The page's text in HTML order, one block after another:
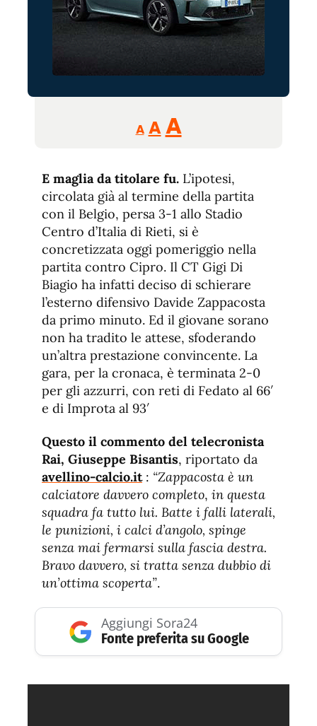
A
Reducir
tamaño
A Restablecer
de
fuente
AAumentar
de
fuente.
E maglia da titolare fu. L’ipotesi,
circolata già al termine della partita
con il Belgio, persa 3-1 allo Stadio
Centro d’Italia di Rieti, si è
concretizzata oggi pomeriggio nella
partita contro Cipro. Il CT Gigi Di
Biagio ha infatti deciso di schierare
l’esterno difensivo Davide Zappacosta
da primo minuto. Ed il giovane sorano
non ha tradito le attese, sfoderando
un’altra prestazione convincente. La
gara, per la cronaca, è terminata 2-0
per gli azzurri, con reti di Fedato al 66′
e di Improta al 93′
Questo il commento del telecronista
Rai, Giuseppe Bisantis, riportato da
avellino-calcio.it: “Zappacosta è un
calciatore davvero completo, in questa
squadra fa tutto lui. Batte i falli laterali,
le punizioni, i calci d’angolo, spinge
senza mai fermarsi sulla fascia destra.
Bravo davvero, si tratta senza dubbio di
un’ottima scoperta”.
Aggiungi Sora24
Fonte preferita su Google